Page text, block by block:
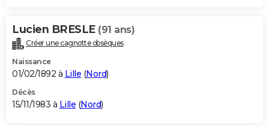
Lucien BRESLE (91 ans)
Créer une cagnotte obsèques
Naissance
01/02/1892 à Lille (Nord)
Décès
15/11/1983 à Lille (Nord)